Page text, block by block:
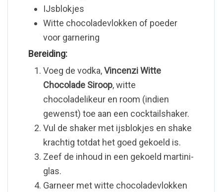
IJsblokjes
Witte chocoladevlokken of poeder
voor garnering
Bereiding:
Voeg de vodka,Vincenzi Witte
Chocolade Siroop, witte
chocoladelikeur en room (indien
gewenst) toe aan een cocktailshaker.
Vul de shaker met ijsblokjes en shake
krachtig totdat het goed gekoeld is.
Zeef de inhoud in een gekoeld martini-
glas.
Garneer met witte chocoladevlokken